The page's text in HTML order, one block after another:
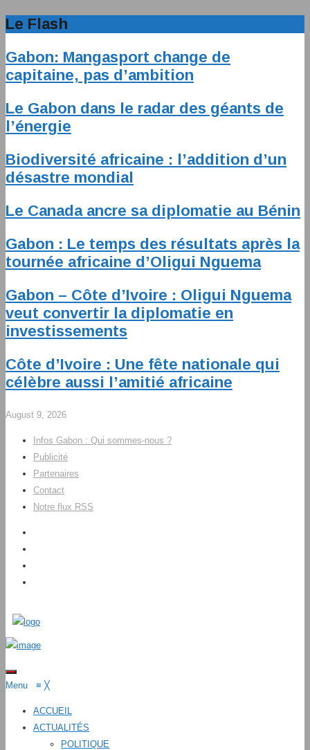
Le Flash
Gabon: Mangasport change de
capitaine, pas d’ambition
Le Gabon dans le radar des géants de
l’énergie
Biodiversité africaine : l’addition d’un
désastre mondial
Le Canada ancre sa diplomatie au Bénin
Gabon : Le temps des résultats après la
tournée africaine d’Oligui Nguema
Gabon – Côte d’Ivoire : Oligui Nguema
veut convertir la diplomatie en
investissements
Côte d’Ivoire : Une fête nationale qui
célèbre aussi l’amitié africaine
August 9, 2026
Infos Gabon : Qui sommes-nous ?
Publicité
Partenaires
Contact
Notre flux RSS
Menu ≡ ╳
ACCUEIL
ACTUALITÉS
POLITIQUE